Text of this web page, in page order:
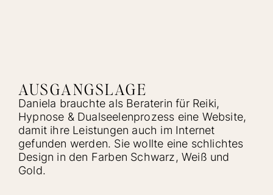
AUSGANGSLAGE
Daniela brauchte als Beraterin für Reiki,
Hypnose & Dualseelenprozess eine Website,
damit ihre Leistungen auch im Internet
gefunden werden. Sie wollte eine schlichtes
Design in den Farben Schwarz, Weiß und
Gold.